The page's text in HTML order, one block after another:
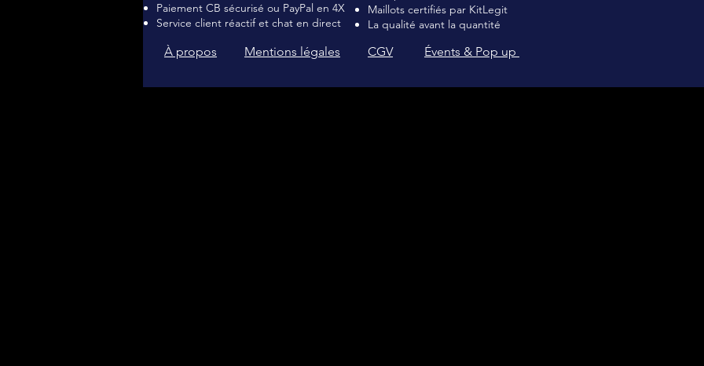
Paiement CB sécurisé ou PayPal en 4X
Service client réactif et chat en direct
Maillots certifiés par KitLegit
La qualité avant la quantité
À propos Mentions légales CGV Évents & Pop up